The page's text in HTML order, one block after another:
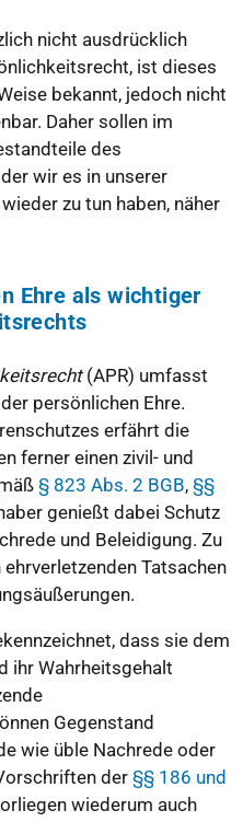
nicht ausdrücklich
ist dieses
bekannt, jedoch nicht
Daher sollen im
des
wir es in unserer
zu tun haben, näher
Ehre als wichtiger
(APR) umfasst
persönlichen Ehre.
erfährt die
ferner einen zivil- und
§ 823 Abs. 2 BGB, §§
genießt dabei Schutz
und Beleidigung. Zu
Tatsachen
dass sie dem
ihr Wahrheitsgehalt
Gegenstand
wie üble Nachrede oder
der §§ 186 und
wiederum auch